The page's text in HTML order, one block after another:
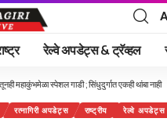
रेल्वे अपडेट्स & ट्रॅव्हल
महाकुंभमेळा स्पेशल गाडी ; सिंधुदुर्गात एकही थांबा नाही
रत्नागिरी अपडेट्स राष्ट्रीय रेल्वे अपडेट्स